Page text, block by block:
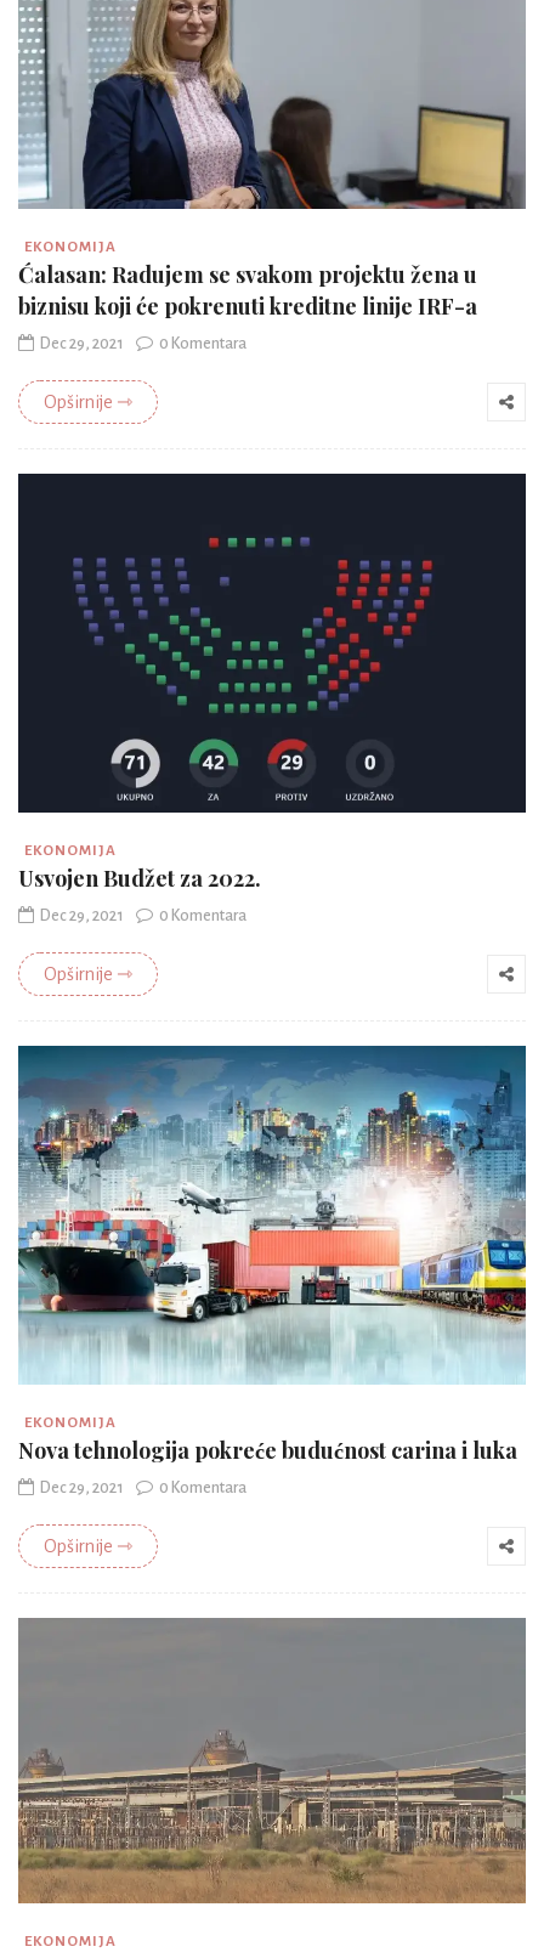
EKONOMIJA
Ćalasan: Radujem se svakom projektu žena u
biznisu koji će pokrenuti kreditne linije IRF-a
Dec 29, 2021 0 Komentara
Opširnije ⇾
EKONOMIJA
Usvojen Budžet za 2022.
Dec 29, 2021 0 Komentara
Opširnije ⇾
EKONOMIJA
Nova tehnologija pokreće budućnost carina i luka
Dec 29, 2021 0 Komentara
Opširnije ⇾
EKONOMIJA